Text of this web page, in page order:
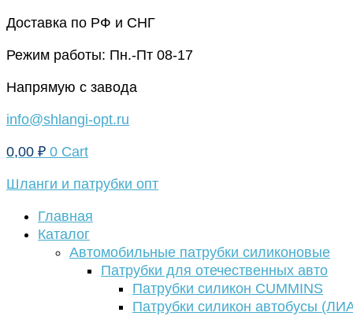
Перейти
содержимому
Доставка по РФ и СНГ
Режим работы: Пн.-Пт 08-17
Напрямую с завода
info@shlangi-opt.ru
0,00 ₽ 0 Cart
Шланги и патрубки опт
Главная
Каталог
Автомобильные патрубки силиконовые
Патрубки для отечественных авто
Патрубки силикон CUMMINS
Патрубки силикон автобусы